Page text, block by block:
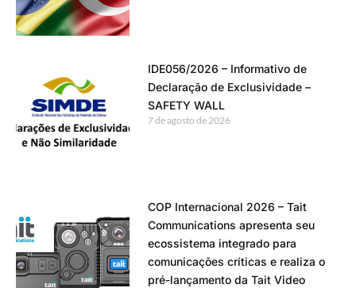
IDE056/2026 – Informativo de
Declaração de Exclusividade –
SAFETY WALL
7 de agosto de 2026
COP Internacional 2026 – Tait
Communications apresenta seu
ecossistema integrado para
comunicações críticas e realiza o
pré-lançamento da Tait Video